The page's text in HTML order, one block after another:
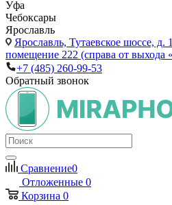
Уфа
Чебоксары
Ярославль
Ярославль, Тутаевское шоссе,
помещение 222 (справа от выхода
+7 (485) 260-99-53
Обратный звонок
Сравнение0
Отложенные 0
Корзина 0